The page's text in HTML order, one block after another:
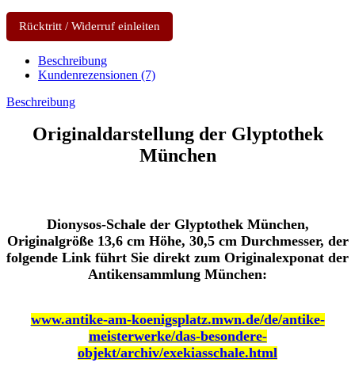
Rücktritt / Widerruf einleiten
Beschreibung
Kundenrezensionen (7)
Beschreibung
Originaldarstellung der Glyptothek
München
Dionysos-Schale der Glyptothek München,
Originalgröße 13,6 cm Höhe, 30,5 cm Durchmesser, der
folgende Link führt Sie direkt zum Originalexponat der
Antikensammlung München:
www.antike-am-koenigsplatz.mwn.de/de/antike-
meisterwerke/das-besondere-
objekt/archiv/exekiasschale.html